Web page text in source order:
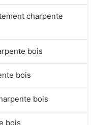
charpente
bois
bois
bois
bois